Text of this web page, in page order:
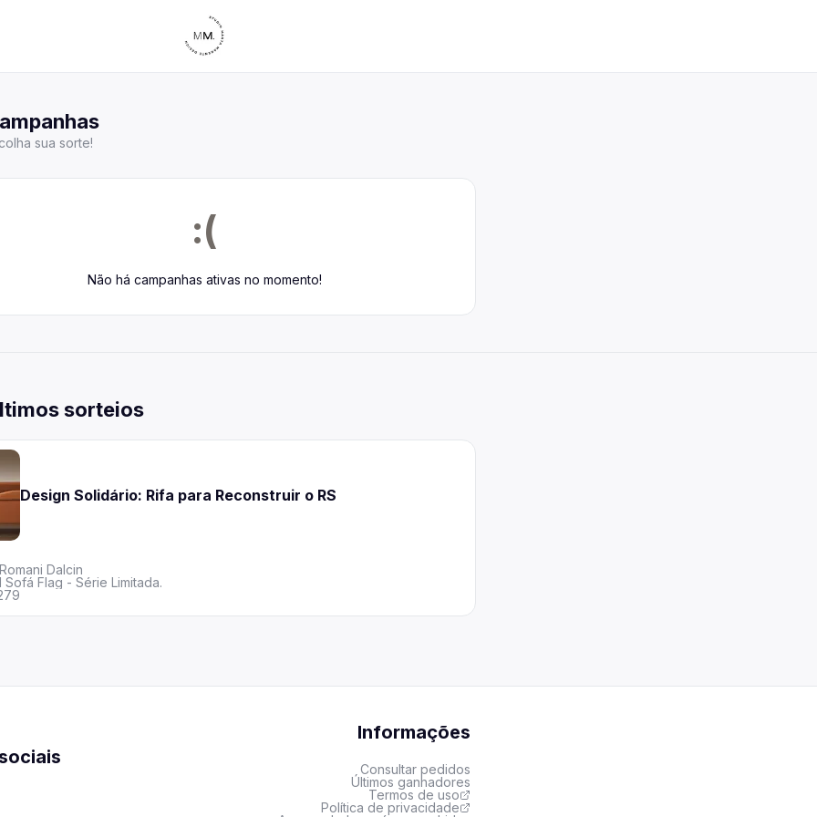
todas as campanhas disponíveis
pedidos
sua sorte!
:(
Não há campanhas ativas no momento!
sorteios
Design Solidário: Rifa para Reconstruir o RS
Romani Dalcin
Sofá Flag - Série Limitada.
Informações
Consultar pedidos
Últimos ganhadores
Termos de uso
Política de privacidade